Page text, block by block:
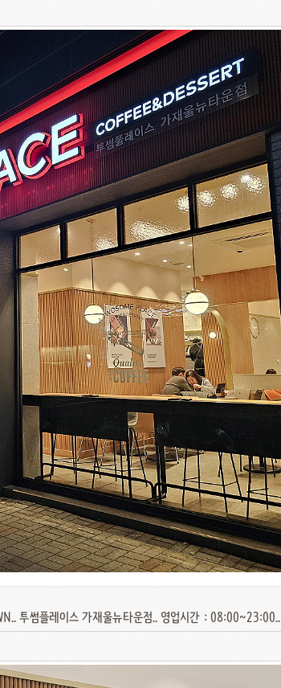
투썸플레이스 가재울뉴타운점.. 영업시간 : 08:00~23:00..